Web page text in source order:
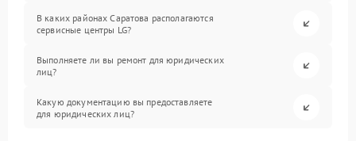
В каких районах Саратова располагаются
сервисные центры LG?
Выполняете ли вы ремонт для юридических
лиц?
Какую документацию вы предоставляете
для юридических лиц?